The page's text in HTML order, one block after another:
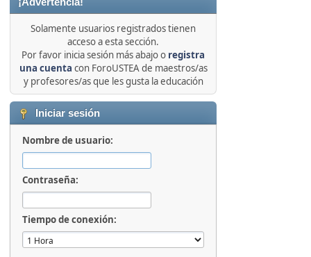
Solamente usuarios registrados tienen
acceso a esta sección.
Por favor inicia sesión más abajo o registra
una cuenta con ForoUSTEA de maestros/as
y profesores/as que les gusta la educación
Iniciar sesión
Nombre de usuario:
Contraseña:
Tiempo de conexión: